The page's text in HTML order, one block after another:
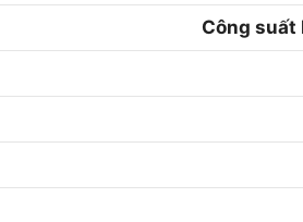
Công suất